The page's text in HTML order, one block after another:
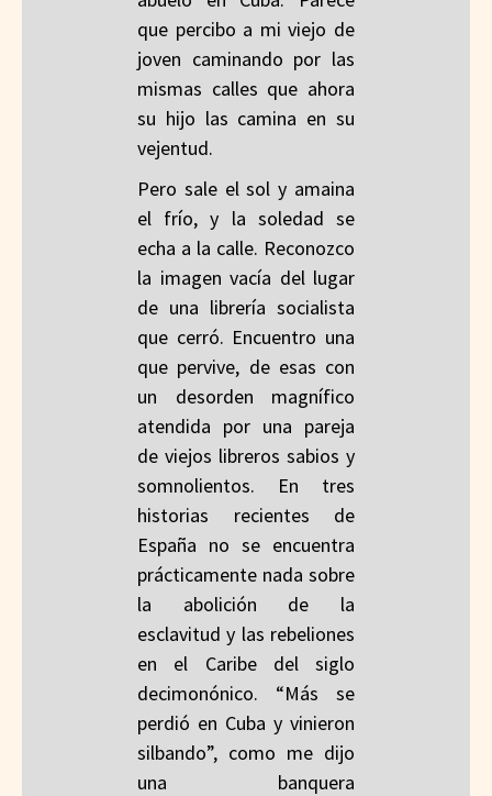
que percibo a mi viejo de
joven caminando por las
mismas calles que ahora
su hijo las camina en su
vejentud.
Pero sale el sol y amaina
el frío, y la soledad se
echa a la calle. Reconozco
la imagen vacía del lugar
de una librería socialista
que cerró. Encuentro una
que pervive, de esas con
un desorden magnífico
atendida por una pareja
de viejos libreros sabios y
somnolientos. En tres
historias recientes de
España no se encuentra
prácticamente nada sobre
la abolición de la
esclavitud y las rebeliones
en el Caribe del siglo
decimonónico. “Más se
perdió en Cuba y vinieron
silbando”, como me dijo
una banquera